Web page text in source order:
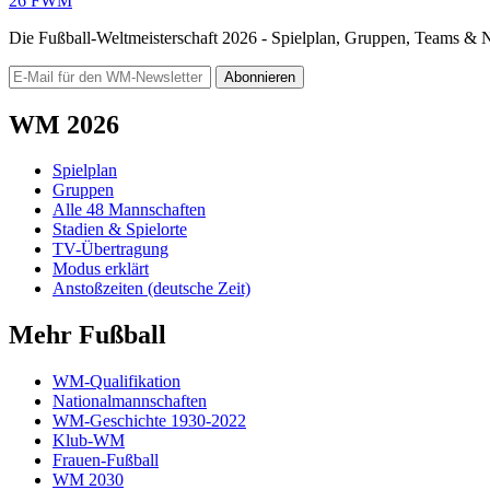
Die Fußball-Weltmeisterschaft 2026 - Spielplan, Gruppen, Teams &
Abonnieren
WM 2026
Spielplan
Gruppen
Alle 48 Mannschaften
Stadien & Spielorte
TV-Übertragung
Modus erklärt
Anstoßzeiten (deutsche Zeit)
Mehr Fußball
WM-Qualifikation
Nationalmannschaften
WM-Geschichte 1930-2022
Klub-WM
Frauen-Fußball
WM 2030